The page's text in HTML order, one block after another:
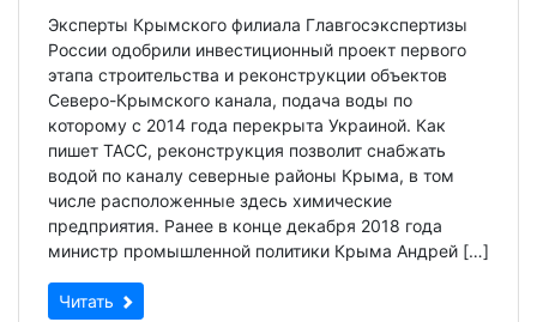
Эксперты Крымского филиала Главгосэкспертизы
России одобрили инвестиционный проект первого
этапа строительства и реконструкции объектов
Северо-Крымского канала, подача воды по
которому с 2014 года перекрыта Украиной. Как
пишет ТАСС, реконструкция позволит снабжать
водой по каналу северные районы Крыма, в том
числе расположенные здесь химические
предприятия. Ранее в конце декабря 2018 года
министр промышленной политики Крыма Андрей […]
Читать